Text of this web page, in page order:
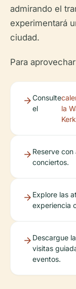
admirando el
experimentará
ciudad.
Para
Consulte
el
la
Kerk
Reserve
conciertos.
Explore las
experiencia
Descargue
visitas
eventos.